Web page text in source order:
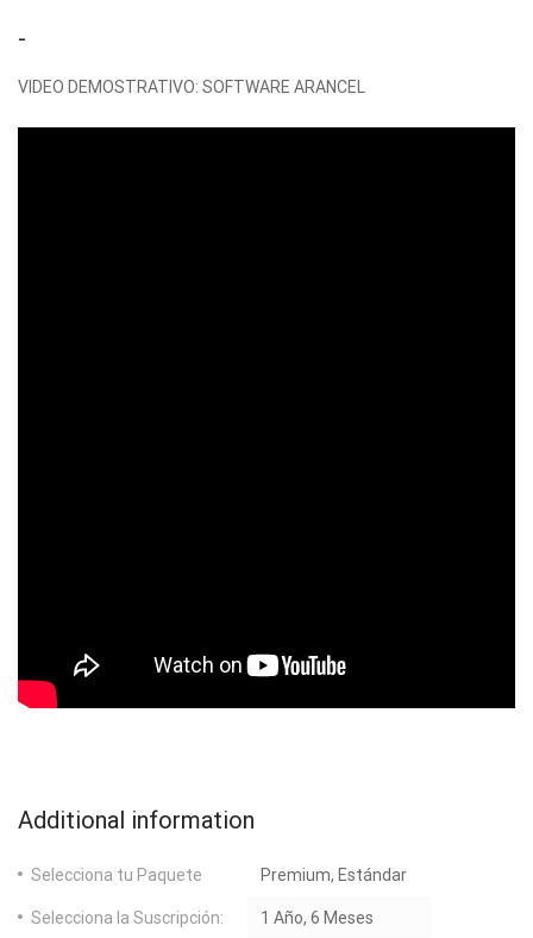
-
VIDEO DEMOSTRATIVO: SOFTWARE ARANCEL
Additional information
Selecciona tu Paquete Premium, Estándar
Selecciona la Suscripción: 1 Año, 6 Meses